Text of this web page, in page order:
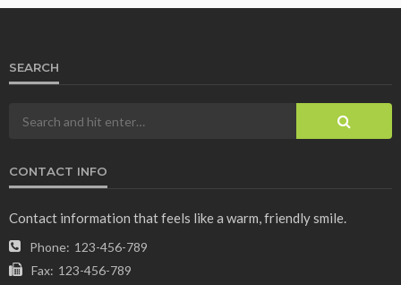
SEARCH
CONTACT INFO
Contact information that feels like a warm, friendly smile.
Phone: 123-456-789
Fax: 123-456-789